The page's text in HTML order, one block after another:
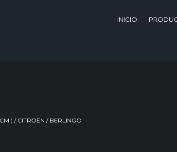
INICIO
) / CITROËN / BERLINGO